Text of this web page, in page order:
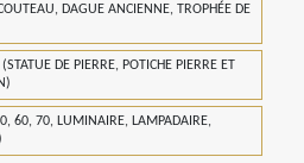
DAGUE ANCIENNE, TROPHÉE DE
DE PIERRE, POTICHE PIERRE ET
60, 70, LUMINAIRE, LAMPADAIRE,